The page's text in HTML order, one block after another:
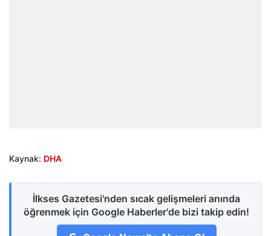
Kaynak: DHA
İlkses Gazetesi'nden sıcak gelişmeleri anında
öğrenmek için Google Haberler'de bizi takip edin!